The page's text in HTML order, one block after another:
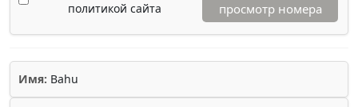
политикой сайта
просмотр номера
Имя: Bahu